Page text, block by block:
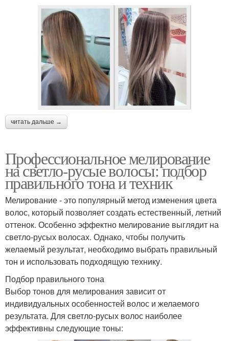
читать дальше →
Профессиональное мелирование
на светло-русые волосы: подбор
правильного тона и техник
Мелирование - это популярный метод изменения цвета
волос, который позволяет создать естественный, летний
оттенок. Особенно эффектно мелирование выглядит на
светло-русых волосах. Однако, чтобы получить
желаемый результат, необходимо выбрать правильный
тон и использовать подходящую технику.
Подбор правильного тона
Выбор тонов для мелирования зависит от
индивидуальных особенностей волос и желаемого
результата. Для светло-русых волос наиболее
эффективны следующие тоны: